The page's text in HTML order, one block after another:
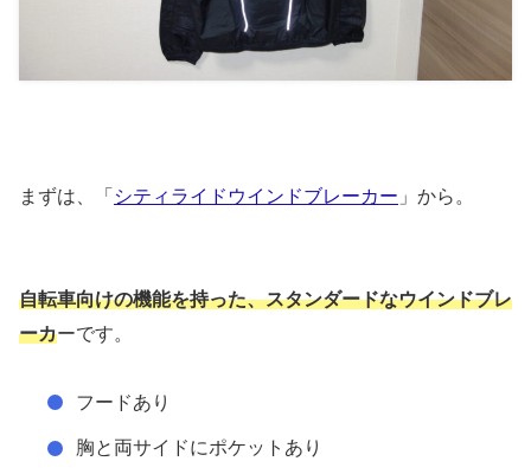
まずは、「 シティライドウインドブレーカー 」から。
自転車向けの機能を持った、スタンダードなウインドブレ
ーカーです。
フードあり
胸と両サイドにポケットあり